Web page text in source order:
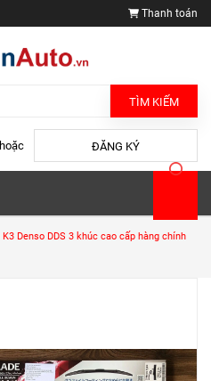
Thanh toán
TÌM KIẾM
hoặc ĐĂNG KÝ
Denso DDS 3 khúc cao cấp hàng chính